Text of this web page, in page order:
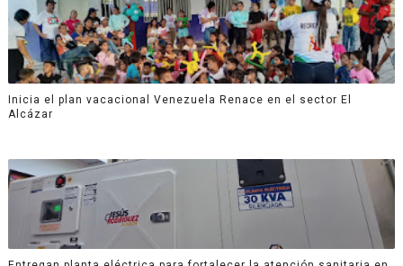
Inicia el plan vacacional Venezuela Renace en el sector El
Alcázar